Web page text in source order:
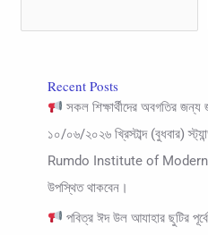
Recent Posts
সকল শিক্ষার্থীদের অবগতির জন্য
১০/০৬/২০২৬ খ্রিস্টাব্দ (বুধবার)
Rumdo Institute of Modern
উপস্থিত থাকবেন।
পবিত্র ঈদ উল আযাহার ছুটির